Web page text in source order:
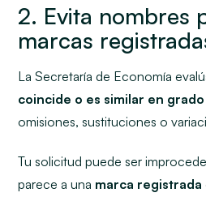
2. Evita nombres
marcas
La Secretaría de Economía
coincide o es similar en
omisiones, sustituciones o
Tu solicitud puede ser
parece a una marca registrada